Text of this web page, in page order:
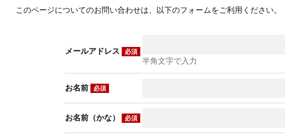
このページについてのお問い合わせは、以下のフォームをご利用ください。
メールアドレス 必須
半角文字で入力
お名前 必須
お名前（かな） 必須